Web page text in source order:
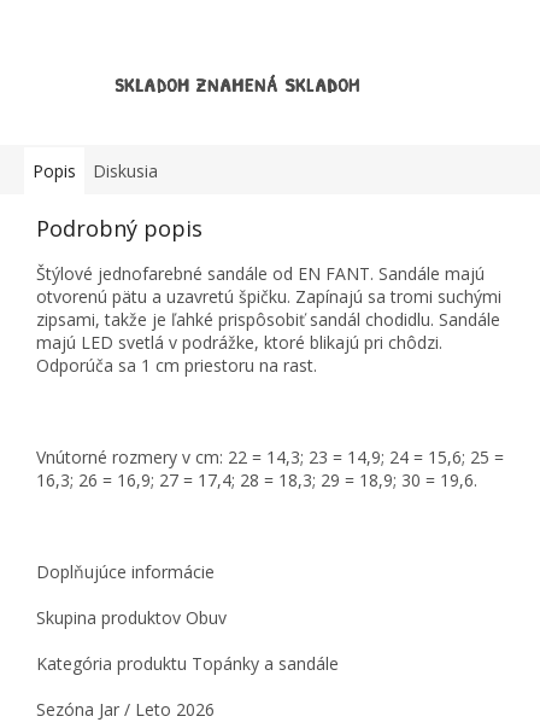
SKLADOM ZNAMENÁ SKLADOM
Popis Diskusia
Podrobný popis
Štýlové jednofarebné sandále od EN FANT. Sandále majú
otvorenú pätu a uzavretú špičku. Zapínajú sa tromi suchými
zipsami, takže je ľahké prispôsobiť sandál chodidlu. Sandále
majú LED svetlá v podrážke, ktoré blikajú pri chôdzi.
Odporúča sa 1 cm priestoru na rast.
Vnútorné rozmery v cm: 22 = 14,3; 23 = 14,9; 24 = 15,6; 25 =
16,3; 26 = 16,9; 27 = 17,4; 28 = 18,3; 29 = 18,9; 30 = 19,6.
Doplňujúce informácie
Skupina produktov Obuv
Kategória produktu Topánky a sandále
Sezóna Jar / Leto 2026